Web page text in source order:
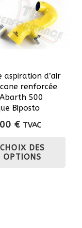
aspiration d’air
renforcée
500
Biposto
€ TVAC
CHOIX DES
OPTIONS